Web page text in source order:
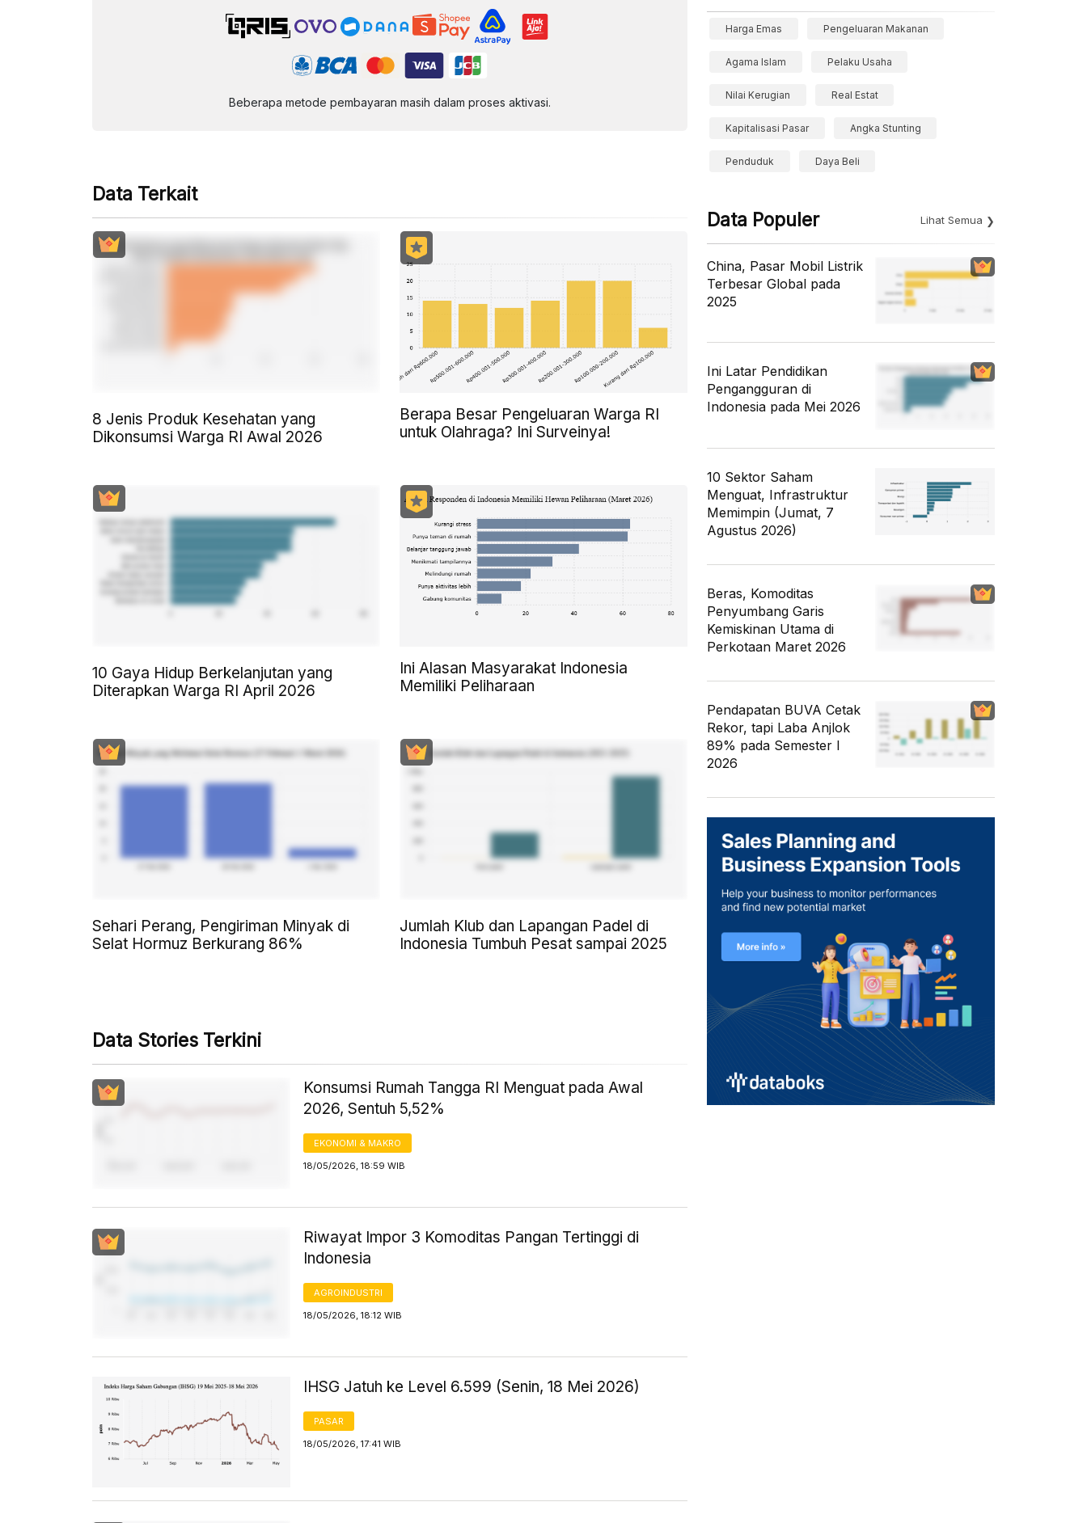
Beberapa metode pembayaran masih dalam proses aktivasi.
Data Terkait
8 Jenis Produk Kesehatan yang
Dikonsumsi Warga RI Awal 2026
Berapa Besar Pengeluaran Warga RI
untuk Olahraga? Ini Surveinya!
10 Gaya Hidup Berkelanjutan yang
Diterapkan Warga RI April 2026
Ini Alasan Masyarakat Indonesia
Memiliki Peliharaan
Sehari Perang, Pengiriman Minyak di
Selat Hormuz Berkurang 86%
Jumlah Klub dan Lapangan Padel di
Indonesia Tumbuh Pesat sampai 2025
Data Stories Terkini
Konsumsi Rumah Tangga RI Menguat pada Awal
2026, Sentuh 5,52%
EKONOMI & MAKRO
18/05/2026, 18:59 WIB
Riwayat Impor 3 Komoditas Pangan Tertinggi di
Indonesia
AGROINDUSTRI
18/05/2026, 18:12 WIB
IHSG Jatuh ke Level 6.599 (Senin, 18 Mei 2026)
PASAR
18/05/2026, 17:41 WIB
Harga Emas Pengeluaran Makanan
Agama Islam Pelaku Usaha
Nilai Kerugian Real Estat
Kapitalisasi Pasar Angka Stunting
Penduduk Daya Beli
Data Populer Lihat Semua
China, Pasar Mobil Listrik
Terbesar Global pada
2025
Ini Latar Pendidikan
Pengangguran di
Indonesia pada Mei 2026
10 Sektor Saham
Menguat, Infrastruktur
Memimpin (Jumat, 7
Agustus 2026)
Beras, Komoditas
Penyumbang Garis
Kemiskinan Utama di
Perkotaan Maret 2026
Pendapatan BUVA Cetak
Rekor, tapi Laba Anjlok
89% pada Semester I
2026